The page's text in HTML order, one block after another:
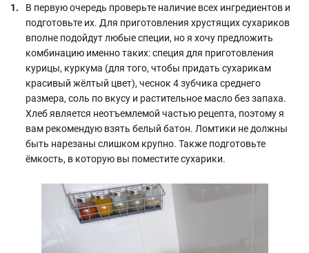
В первую очередь проверьте наличие всех ингредиентов и
подготовьте их. Для приготовления хрустящих сухариков
вполне подойдут любые специи, но я хочу предложить
комбинацию именно таких: специя для приготовления
курицы, куркума (для того, чтобы придать сухарикам
красивый жёлтый цвет), чеснок 4 зубчика среднего
размера, соль по вкусу и растительное масло без запаха.
Хлеб является неотъемлемой частью рецепта, поэтому я
вам рекомендую взять белый батон. Ломтики не должны
быть нарезаны слишком крупно. Также подготовьте
ёмкость, в которую вы поместите сухарики.